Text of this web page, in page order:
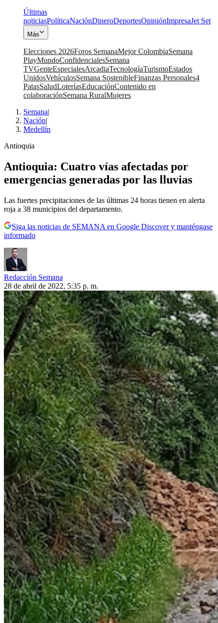
Últimas
noticiasPolíticaNaciónDineroDeportesOpiniónImpresaJet Set
Más
Elecciones 2026Foros SemanaMejor ColombiaSemana
PlayMundoConfidencialesSemana
TVGenteEspecialesArcadiaTecnologíaTurismoEstados
UnidosVehículosSemana SostenibleFinanzas Personales4
PatasSaludLoteríasEducaciónContenido en
colaboraciónSemana RuralMujeres
Semana|
Nación|
Medellín
Antioquia
Antioquia: Cuatro vías afectadas por
emergencias generadas por las lluvias
Las fuertes precipitaciones de las últimas 24 horas tienen en alerta
roja a 38 municipios del departamento.
Siga las noticias de SEMANA en Google Discover y manténgase
informado
Redacción Semana
28 de abril de 2022, 5:35 p. m.